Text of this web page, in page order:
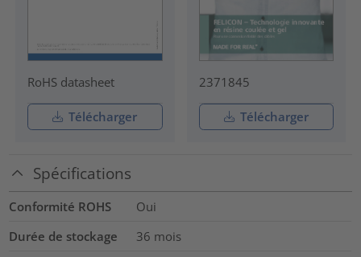
RoHS datasheet
Télécharger
2371845
Télécharger
Spécifications
Conformité ROHS
Oui
Durée de stockage
36 mois